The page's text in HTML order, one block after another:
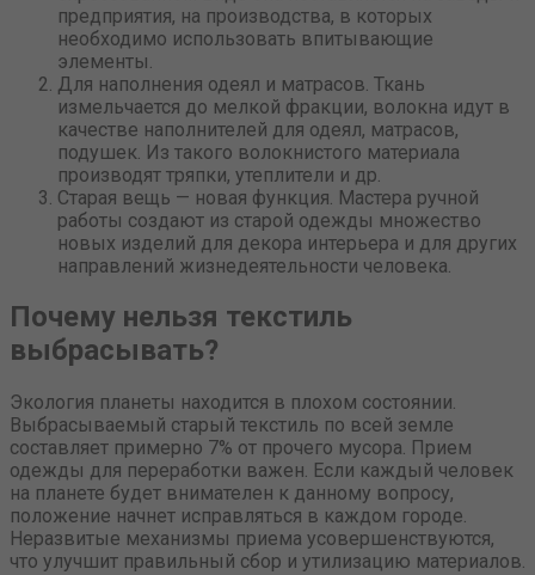
предприятия, на производства, в которых
необходимо использовать впитывающие
элементы.
Для наполнения одеял и матрасов. Ткань
измельчается до мелкой фракции, волокна идут в
качестве наполнителей для одеял, матрасов,
подушек. Из такого волокнистого материала
производят тряпки, утеплители и др.
Старая вещь — новая функция. Мастера ручной
работы создают из старой одежды множество
новых изделий для декора интерьера и для других
направлений жизнедеятельности человека.
Почему нельзя текстиль
выбрасывать?
Экология планеты находится в плохом состоянии.
Выбрасываемый старый текстиль по всей земле
составляет примерно 7% от прочего мусора. Прием
одежды для переработки важен. Если каждый человек
на планете будет внимателен к данному вопросу,
положение начнет исправляться в каждом городе.
Неразвитые механизмы приема усовершенствуются,
что улучшит правильный сбор и утилизацию материалов.